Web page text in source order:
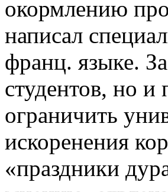
окормлению
написал
франц. языке.
студентов, но и
ограничить
искоренения
«праздники